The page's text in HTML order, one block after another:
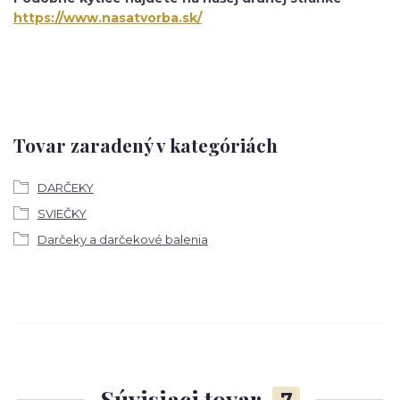
https://www.nasatvorba.sk/
Tovar zaradený v kategóriách
DARČEKY
SVIEČKY
Darčeky a darčekové balenia